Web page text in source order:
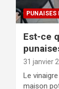
PUNAISES
Est-ce
31 janvier
Le
maison